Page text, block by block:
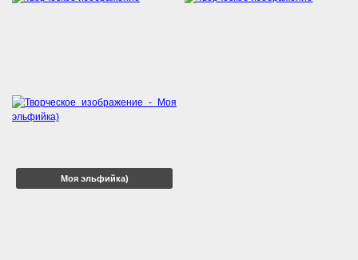
Моя эльфийка)